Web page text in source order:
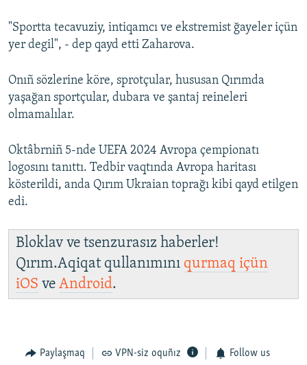
"Sportta tecavuziy, intiqamcı ve ekstremist ğayeler içün
yer degil", - dep qayd etti Zaharova.
Onıñ sözlerine köre, sprotçular, hususan Qırımda
yaşağan sportçular, dubara ve şantaj reineleri
olmamalılar.
Oktâbrniñ 5-nde UEFA 2024 Avropa çempionatı
logosını tanıttı. Tedbir vaqtında Avropa haritası
kösterildi, anda Qırım Ukraian toprağı kibi qayd etilgen
edi.
Bloklav ve tsenzurasız haberler!
Qırım.Aqiqat qullanımını qurmaq içün
iOS ve Android.
Paylaşmaq VPN-siz oquñız Follow us